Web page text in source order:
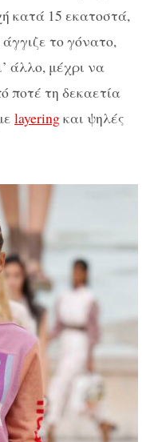
κατά 15 εκατοστά,
το γόνατο,
άλλο, μέχρι να
ποτέ τη δεκαετία
layeringκαι ψηλές